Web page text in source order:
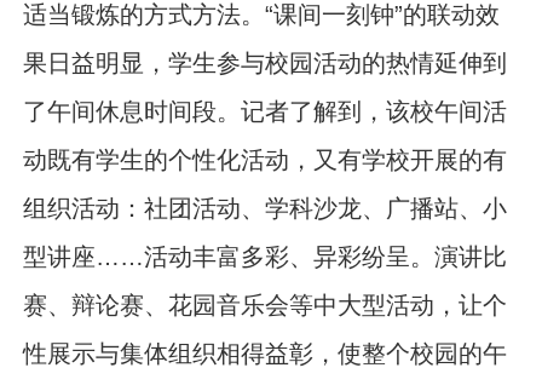
适当锻炼的方式方法。“课间一刻钟”的联动效
果日益明显，学生参与校园活动的热情延伸到
了午间休息时间段。记者了解到，该校午间活
动既有学生的个性化活动，又有学校开展的有
组织活动：社团活动、学科沙龙、广播站、小
型讲座……活动丰富多彩、异彩纷呈。演讲比
赛、辩论赛、花园音乐会等中大型活动，让个
性展示与集体组织相得益彰，使整个校园的午